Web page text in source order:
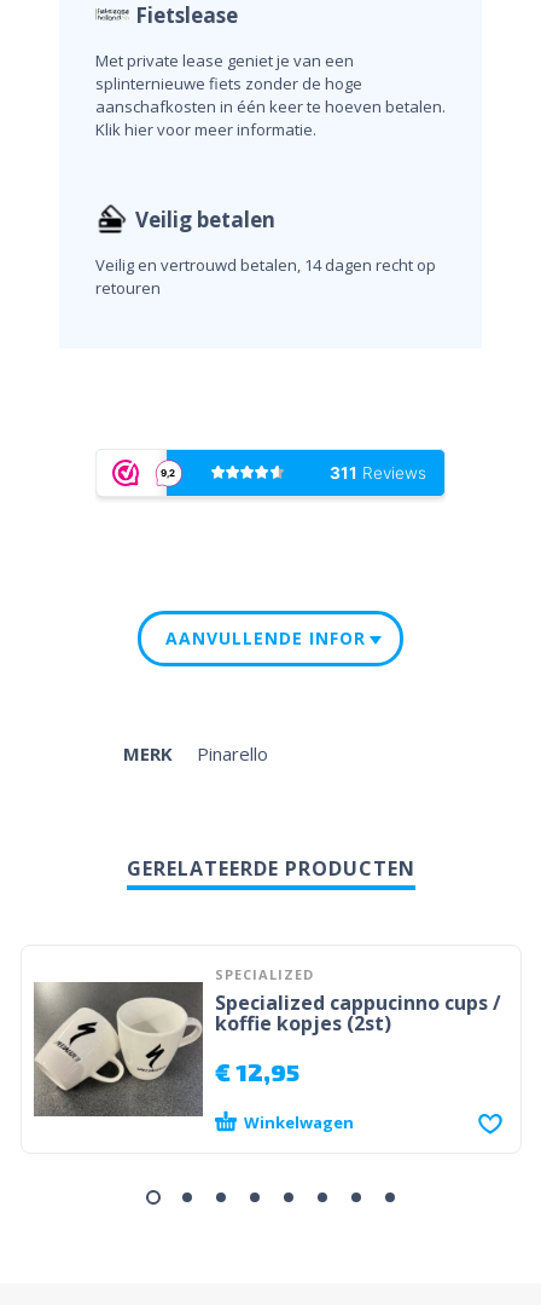
Fietslease
Met private lease geniet je van een
splinternieuwe fiets zonder de hoge
aanschafkosten in één keer te hoeven betalen.
Klik hier voor meer informatie.
Veilig betalen
Veilig en vertrouwd betalen, 14 dagen recht op
retouren
AANVULLENDE INFORMATIE
MERK Pinarello
GERELATEERDE PRODUCTEN
SPECIALIZED
Specialized cappucinno cups /
koffie kopjes (2st)
€12,95
Winkelwagen